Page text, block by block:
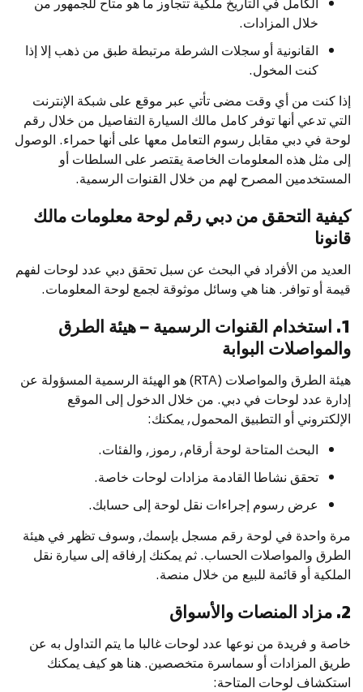
خلال المزادات.
القانونية أو سجلات الشرطة مرتبطة طبق من ذهب إلا إذا
كنت المخول.
إذا كنت من أي وقت مضى تأتي عبر موقع على شبكة الإنترنت
التي تدعي أنها توفر كامل مالك السيارة التفاصيل من خلال رقم
لوحة في دبي مقابل رسوم التعامل معها على أنها حمراء. الوصول
إلى مثل هذه المعلومات الخاصة يقتصر على السلطات أو
المستخدمين المصرح لهم من خلال القنوات الرسمية.
كيفية التحقق من دبي رقم لوحة معلومات مالك
قانونا
العديد من الأفراد في البحث عن سبل تحقق دبي عدد لوحات لفهم
قيمة أو توافر. هنا هي وسائل موثوقة لجمع لوحة المعلومات.
1. استخدام القنوات الرسمية – هيئة الطرق
والمواصلات البوابة
هيئة الطرق والمواصلات (RTA) هو الهيئة الرسمية المسؤولة عن
إدارة عدد لوحات في دبي. من خلال الدخول إلى الموقع
الإلكتروني أو التطبيق المحمول, يمكنك:
البحث المتاحة لوحة أرقام, رموز, والفئات.
تحقق نشاطا القادمة مزادات لوحات خاصة.
عرض رسوم إجراءات نقل لوحة إلى حسابك.
مرة واحدة في لوحة رقم مسجل بإسمك, وسوف تظهر في هيئة
الطرق والمواصلات الحساب. ثم يمكنك إرفاقه إلى سيارة نقل
الملكية أو قائمة للبيع من خلال منصة.
2. مزاد المنصات والأسواق
خاصة و فريدة من نوعها عدد لوحات غالبا ما يتم التداول به عن
طريق المزادات أو سماسرة متخصصين. هنا هو كيف يمكنك
استكشاف لوحات المتاحة: